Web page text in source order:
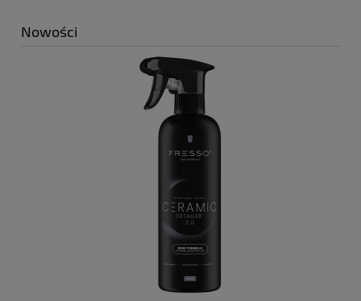
Nowości